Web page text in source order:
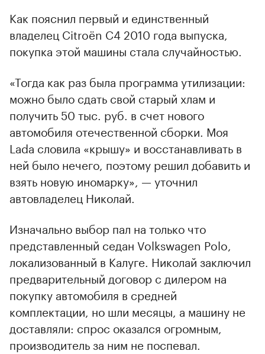
Как пояснил первый и единственный
владелец Citroёn C4 2010 года выпуска,
покупка этой машины стала случайностью.
«Тогда как раз была программа утилизации:
можно было сдать свой старый хлам и
получить 50 тыс. руб. в счет нового
автомобиля отечественной сборки. Моя
Lada словила «крышу» и восстанавливать в
ней было нечего, поэтому решил добавить и
взять новую иномарку», — уточнил
автовладелец Николай.
Изначально выбор пал на только что
представленный седан Volkswagen Polo,
локализованный в Калуге. Николай заключил
предварительный договор с дилером на
покупку автомобиля в средней
комплектации, но шли месяцы, а машину не
доставляли: спрос оказался огромным,
производитель за ним не поспевал.